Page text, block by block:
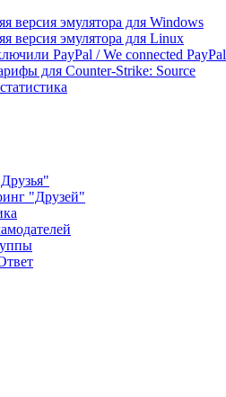
версия эмулятора для Windows
версия эмулятора для Linux
PayPal / We connected PayPal
для Counter-Strike: Source
"Друзей"